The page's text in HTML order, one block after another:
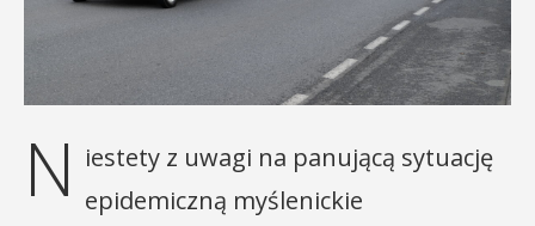
N iestety z uwagi na panującą sytuację
epidemiczną myślenickie